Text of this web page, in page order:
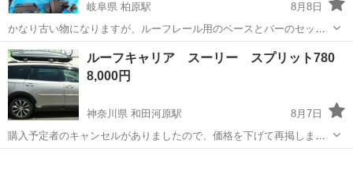
岐阜県 柏原駅
8月8日
かなり古い物になりますが、ルーフレール用のベースとバーのセット
になります。 セットで3500円でよろしくお願いします。 定型文には
返事を返しませんのでよろしくお願いします。
岐阜 不破郡 柏原駅 アクセサリー
ルーフキャリア スーリー スプリット780
8,000円
神奈川県 和田河原駅
8月7日
購入予定者のキャンセルがありましたので、価格を下げて再掲しま
す。 エクシーガ クロスオーバー7に付けていました。 普段は暗所に